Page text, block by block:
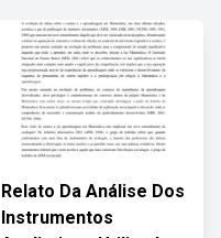
Relato Da Análise Dos
Instrumentos